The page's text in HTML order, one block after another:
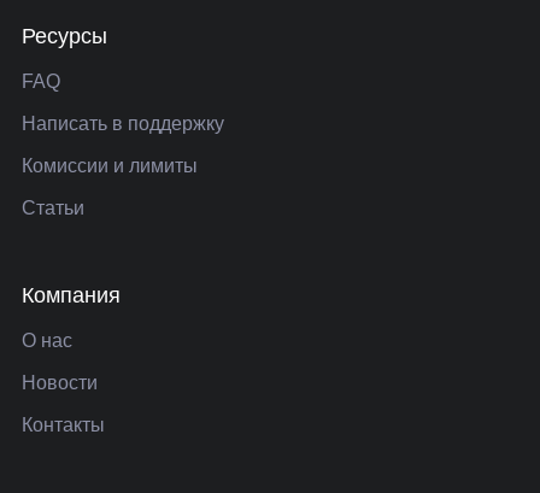
Ресурсы
FAQ
Написать в поддержку
Комиссии и лимиты
Статьи
Компания
О нас
Новости
Контакты